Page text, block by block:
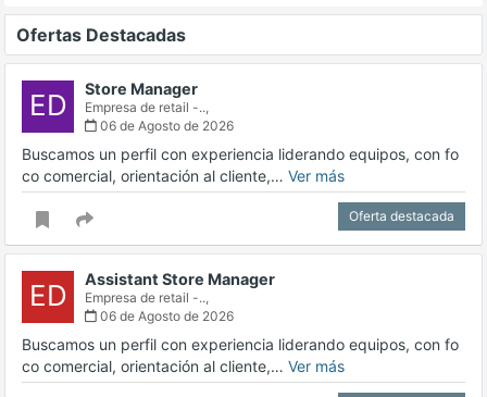
Ofertas Destacadas
ED Store Manager
Empresa de retail -..,
06 de Agosto de 2026
Buscamos un perfil con experiencia liderando equipos, con fo
co comercial, orientación al cliente,… Ver más
Oferta destacada
ED Assistant Store Manager
Empresa de retail -..,
06 de Agosto de 2026
Buscamos un perfil con experiencia liderando equipos, con fo
co comercial, orientación al cliente,… Ver más